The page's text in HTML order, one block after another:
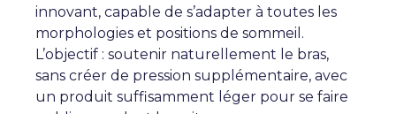
innovant, capable de s’adapter à toutes les
morphologies et positions de sommeil.
L’objectif : soutenir naturellement le bras,
sans créer de pression supplémentaire, avec
un produit suffisamment léger pour se faire